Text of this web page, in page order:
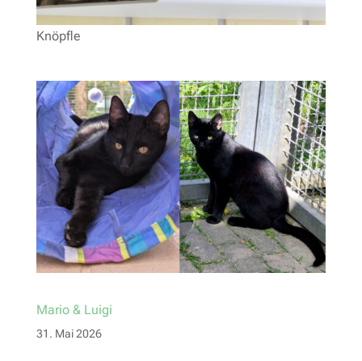
Knöpfle
Mario & Luigi
31. Mai 2026